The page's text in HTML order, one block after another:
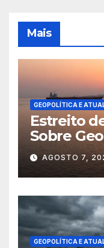
Mais
GEOPOLÍTICA E
Estreito
Sobre
AGOSTO 7,
GEOPOLÍTICA E